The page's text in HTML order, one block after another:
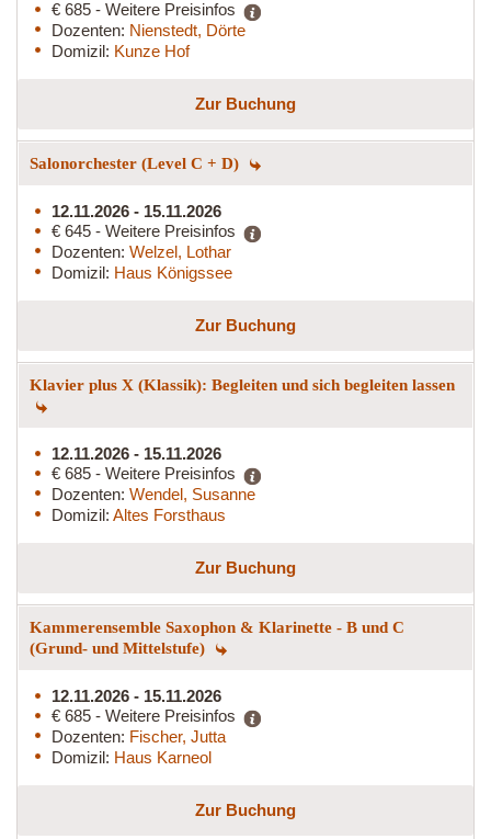
€ 685 - Weitere Preisinfos
Dozenten: Nienstedt, Dörte
Domizil: Kunze Hof
Zur Buchung
Salonorchester (Level C + D)
12.11.2026 - 15.11.2026
€ 645 - Weitere Preisinfos
Dozenten: Welzel, Lothar
Domizil: Haus Königssee
Zur Buchung
Klavier plus X (Klassik): Begleiten und sich begleiten lassen
12.11.2026 - 15.11.2026
€ 685 - Weitere Preisinfos
Dozenten: Wendel, Susanne
Domizil: Altes Forsthaus
Zur Buchung
Kammerensemble Saxophon & Klarinette - B und C
(Grund- und Mittelstufe)
12.11.2026 - 15.11.2026
€ 685 - Weitere Preisinfos
Dozenten: Fischer, Jutta
Domizil: Haus Karneol
Zur Buchung